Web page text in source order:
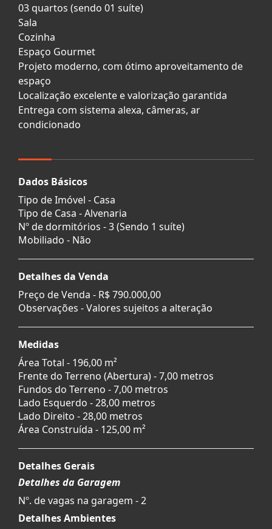
03 quartos (sendo 01 suíte)
Sala
Cozinha
Espaço Gourmet
Projeto moderno, com ótimo aproveitamento de
espaço
Localização excelente e valorização garantida
Entrega com sistema alexa, câmeras, ar
condicionado
Dados Básicos
Tipo de Imóvel - Casa
Tipo de Casa - Alvenaria
Nº de dormitórios - 3 (Sendo 1 suíte)
Mobiliado - Não
Detalhes da Venda
Preço de Venda - R$ 790.000,00
Observações - Valores sujeitos a alteração
Medidas
Área Total - 196,00 m²
Frente do Terreno (Abertura) - 7,00 metros
Fundos do Terreno - 7,00 metros
Lado Esquerdo - 28,00 metros
Lado Direito - 28,00 metros
Área Construída - 125,00 m²
Detalhes Gerais
Detalhes da Garagem
Nº. de vagas na garagem - 2
Detalhes Ambientes